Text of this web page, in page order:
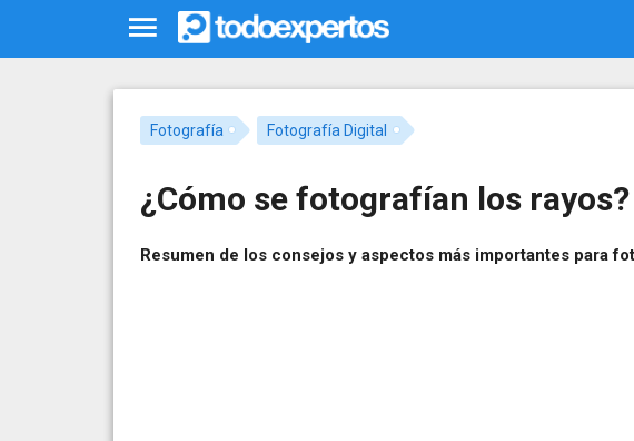
Fotografía Fotografía Digital
¿Cómo se fotografían los rayos?
Resumen de los consejos y aspectos más importantes para